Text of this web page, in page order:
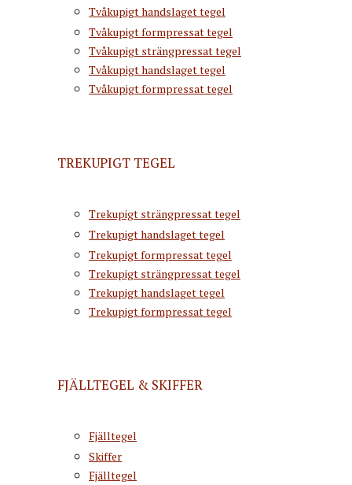
Tvåkupigt handslaget tegel
Tvåkupigt formpressat tegel
Tvåkupigt strängpressat tegel
Tvåkupigt handslaget tegel
Tvåkupigt formpressat tegel
TREKUPIGT TEGEL
Trekupigt strängpressat tegel
Trekupigt handslaget tegel
Trekupigt formpressat tegel
Trekupigt strängpressat tegel
Trekupigt handslaget tegel
Trekupigt formpressat tegel
FJÄLLTEGEL & SKIFFER
Fjälltegel
Skiffer
Fjälltegel